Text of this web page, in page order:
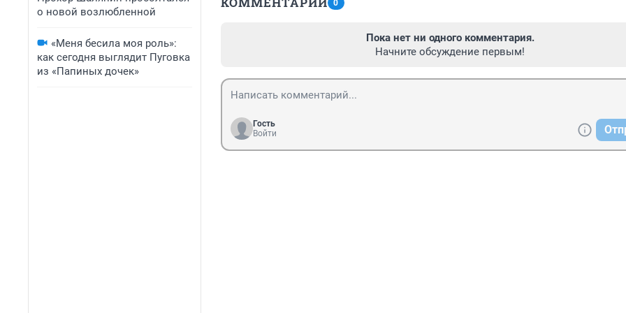
о новой возлюбленной
«Меня бесила моя роль»:
как сегодня выглядит Пуговка
из «Папиных дочек»
0
Пока нет ни одного комментария.
Начните обсуждение первым!
Гость
Войти